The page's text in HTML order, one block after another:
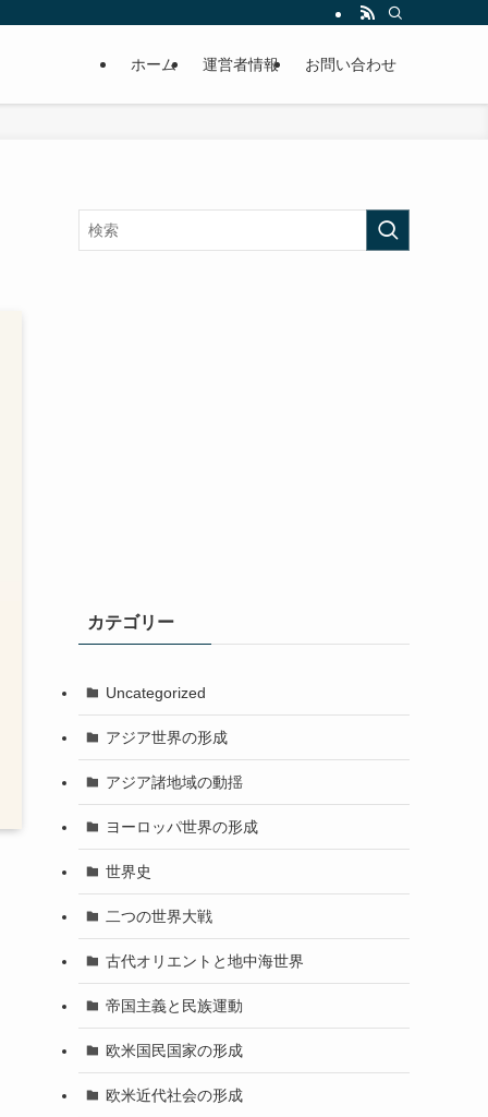
ホーム 運営者情報 お問い合わせ
カテゴリー
Uncategorized
アジア世界の形成
アジア諸地域の動揺
ヨーロッパ世界の形成
世界史
二つの世界大戦
古代オリエントと地中海世界
帝国主義と民族運動
欧米国民国家の形成
欧米近代社会の形成